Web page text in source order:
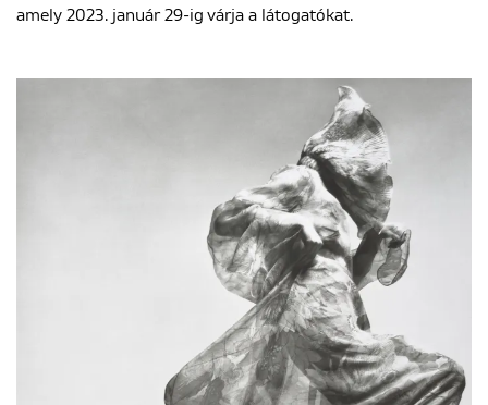
amely 2023. január 29-ig várja a látogatókat.